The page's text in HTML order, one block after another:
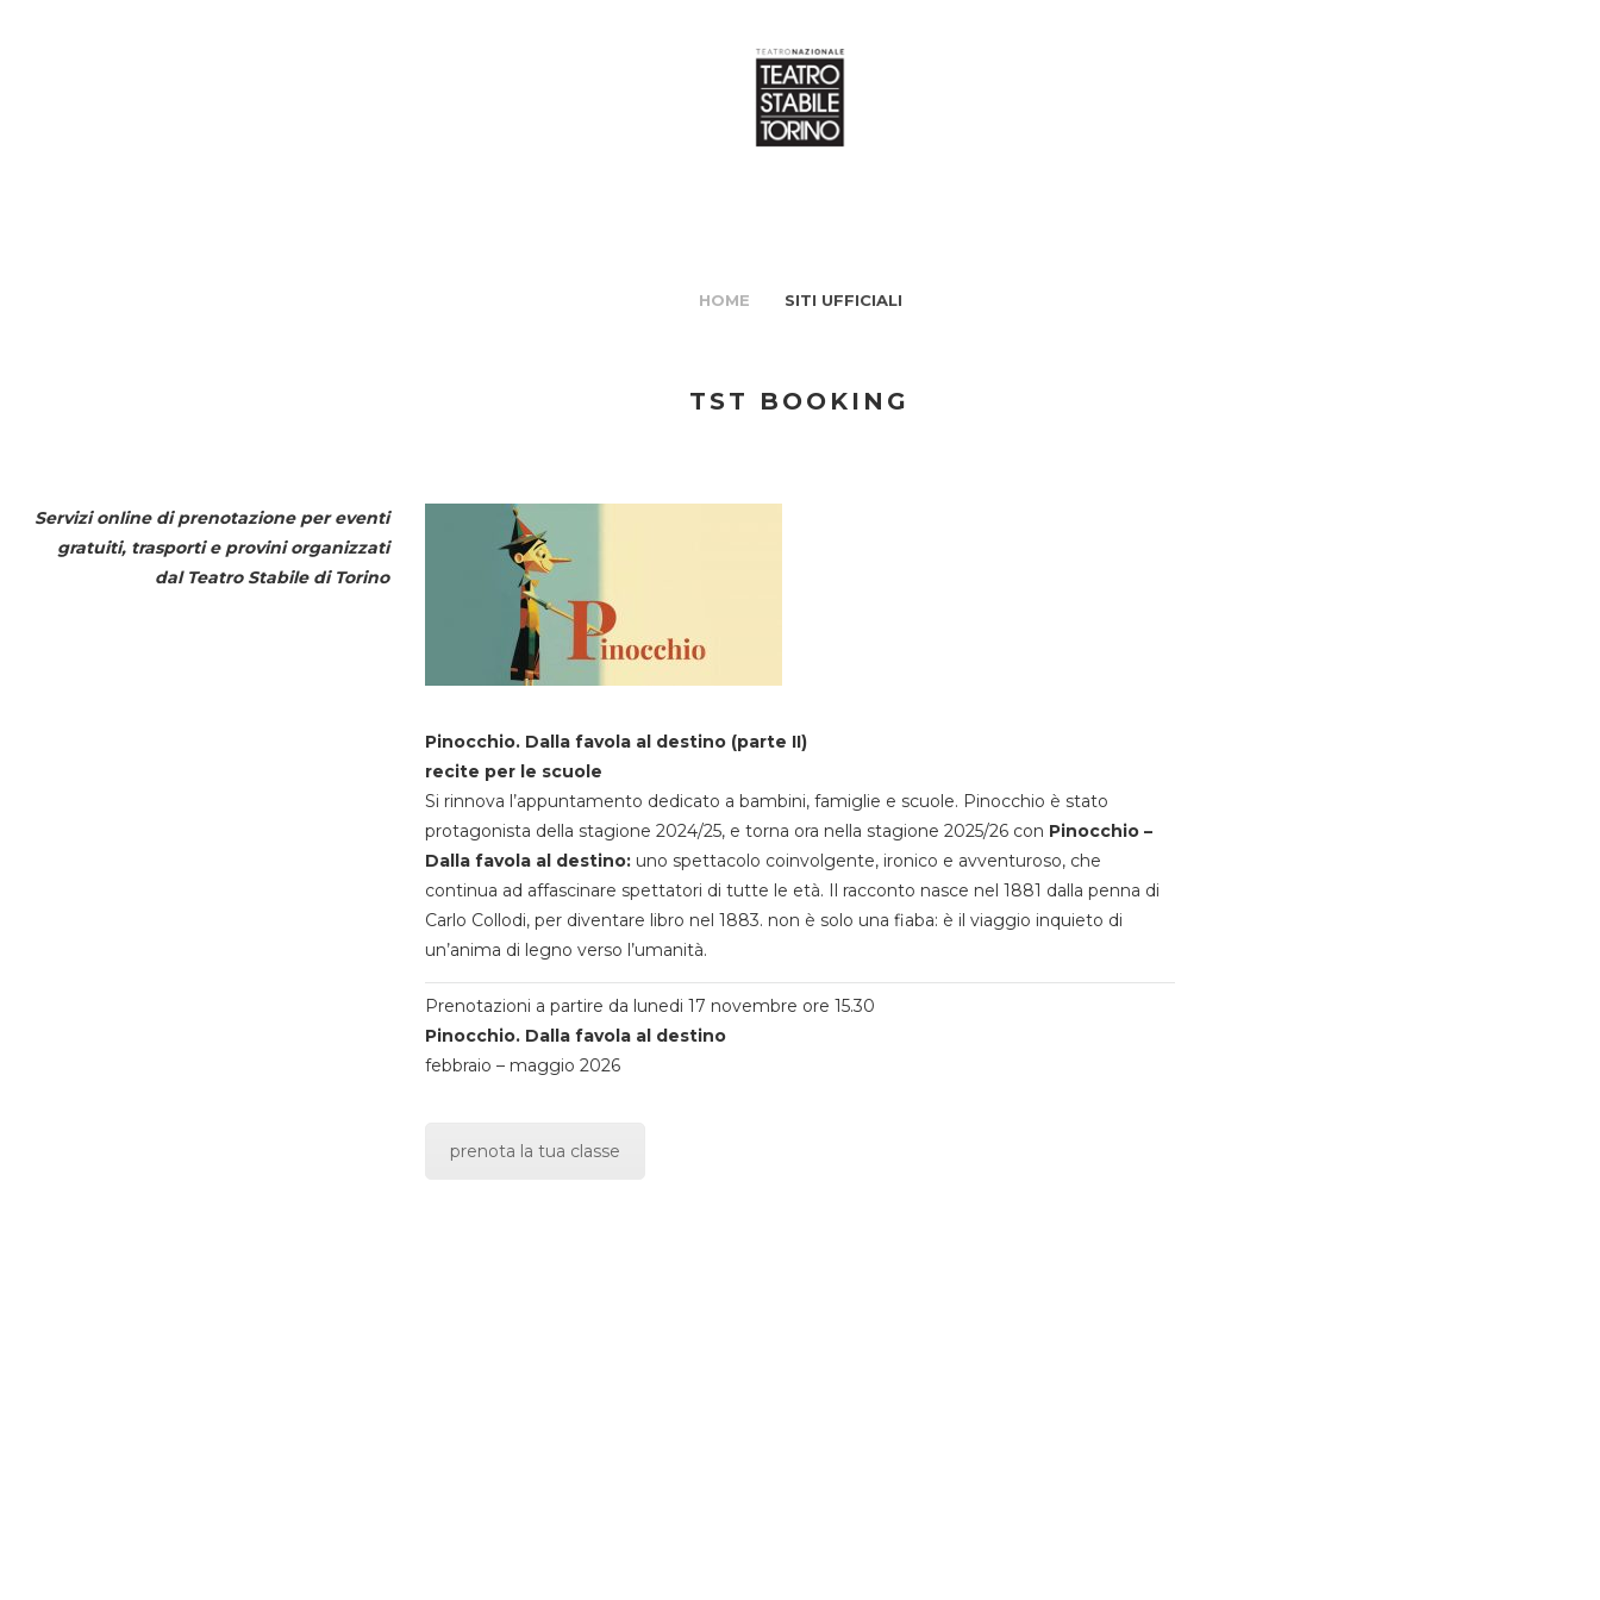
HOME SITI UFFICIALI
TST BOOKING
Servizi online di prenotazione per eventi
gratuiti, trasporti e provini organizzati
dal Teatro Stabile di Torino
Pinocchio. Dalla favola al destino (parte II)
recite per le scuole
Si rinnova l’appuntamento dedicato a bambini, famiglie e scuole. Pinocchio è stato
protagonista della stagione 2024/25, e torna ora nella stagione 2025/26 con Pinocchio –
Dalla favola al destino:uno spettacolo coinvolgente, ironico e avventuroso, che
continua ad affascinare spettatori di tutte le età. Il racconto nasce nel 1881 dalla penna di
Carlo Collodi, per diventare libro nel 1883. non è solo una fiaba: è il viaggio inquieto di
un’anima di legno verso l’umanità.
Prenotazioni a partire da lunedi 17 novembre ore 15.30
Pinocchio. Dalla favola al destino
febbraio – maggio 2026
prenota la tua classe